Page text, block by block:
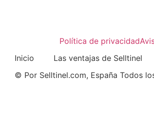
Política de privacidad
Inicio
Las ventajas de Selltinel
© Por Selltinel.com, España Todos